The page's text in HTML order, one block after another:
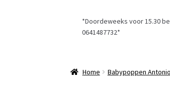
*Doordeweeks voor 15.30
0641487732*
Home Babypoppen